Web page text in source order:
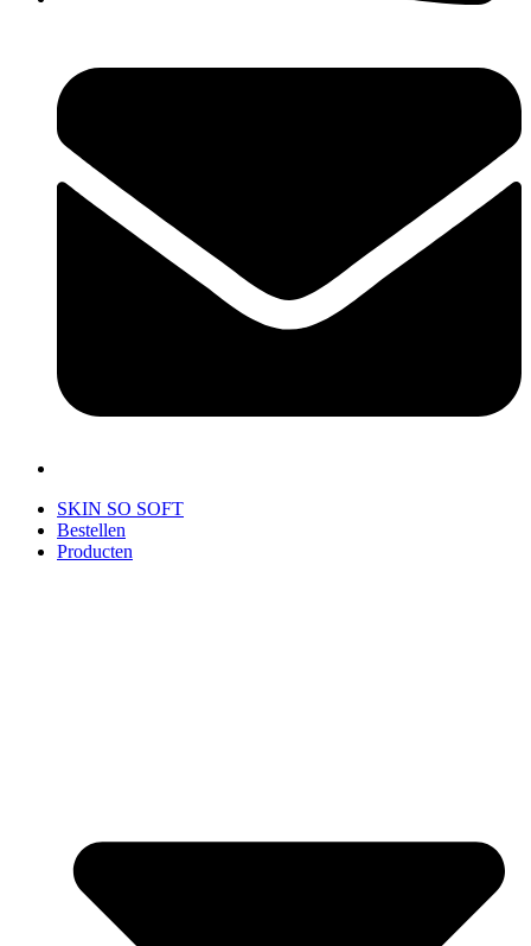
SKIN SO SOFT
Bestellen
Producten